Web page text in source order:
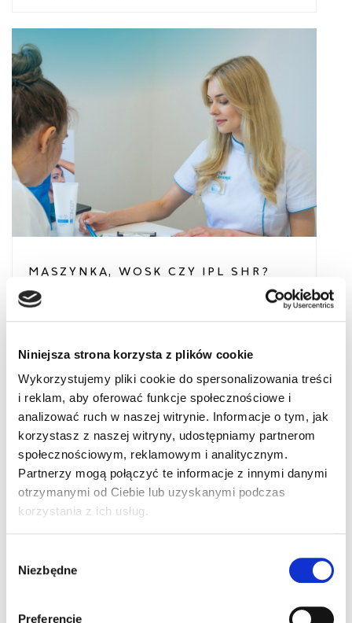
Niniejsza strona korzysta z plików cookie
Wykorzystujemy pliki cookie do spersonalizowania treści
i reklam, aby oferować funkcje społecznościowe i
analizować ruch w naszej witrynie. Informacje o tym, jak
korzystasz z naszej witryny, udostępniamy partnerom
społecznościowym, reklamowym i analitycznym.
Partnerzy mogą połączyć te informacje z innymi danymi
otrzymanymi od Ciebie lub uzyskanymi podczas
korzystania z ich usług.
zgody
Niezbędne
Preferencje
MASZYNKA, WOSK CZY IPL SHR?
PIENIĘDZY MARNUJEMY NA
się nad realnym kosztem naszych rutynowych
zabiegów pielęgnacyjnych. Zakup paczki
maszynek, pianki do golenia czy plastrów z
woskiem wydaje się drobnym, niemal
niezauważalnym wydatkiem. Jednak w skali
roku, a tym bardziej dekady, te „drobne sumy”
urastają do rangi poważnych kwot, które
mogłyby sfinansować wymarzone wakacje
lub profesjonalny sprzęt do Twojego […]
1 czerwca 2026